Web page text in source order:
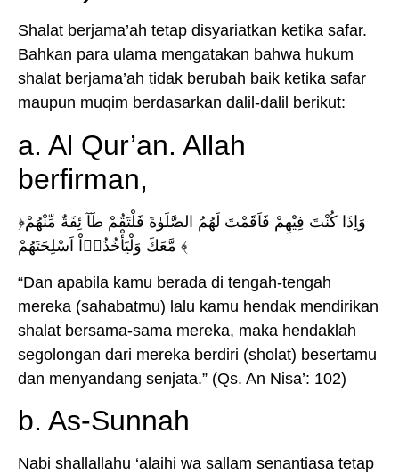
Shalat berjama’ah tetap disyariatkan ketika safar.
Bahkan para ulama mengatakan bahwa hukum
shalat berjama’ah tidak berubah baik ketika safar
maupun muqim berdasarkan dalil-dalil berikut:
a. Al Qur’an. Allah
berfirman,
﴿وَاِذَا كُنْتَ فِيْهِمْ فَاَقَمْتَ لَهُمُ الصَّلَوٰةَ فَلْتَقُمْ طَآ ئِفَةٌ مِّنْهُمْ
مَّعَكَ وَلْيَأْخُذُوۤاْ اَسْلِحَتَهُمْ ﴾
“Dan apabila kamu berada di tengah-tengah
mereka (sahabatmu) lalu kamu hendak mendirikan
shalat bersama-sama mereka, maka hendaklah
segolongan dari mereka berdiri (sholat) besertamu
dan menyandang senjata.” (Qs. An Nisa’: 102)
b. As-Sunnah
Nabi shallallahu ‘alaihi wa sallam senantiasa tetap